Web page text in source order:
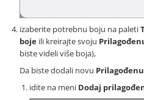
izaberite potrebnu boju na paleti
boje ili kreirajte svoju
biste videli više boja),
Da biste dodali novu
idite na meni Dodaj